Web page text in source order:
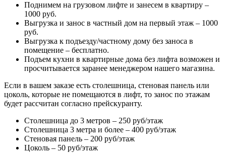
Поднимем на грузовом лифте и занесем в квартиру –
1000 руб.
Выгрузка и занос в частный дом на первый этаж – 1000
руб.
Выгрузка к подъезду/частному дому без заноса в
помещение – бесплатно.
Подъем кухни в квартирные дома без лифта возможен и
просчитывается заранее менеджером нашего магазина.
Если в вашем заказе есть столешница, стеновая панель или
цоколь, которые не помещаются в лифт, то занос по этажам
будет рассчитан согласно прейскуранту.
Столешница до 3 метров – 250 руб/этаж
Столешница 3 метра и более – 400 руб/этаж
Стеновая панель – 200 руб/этаж
Цоколь – 50 руб/этаж